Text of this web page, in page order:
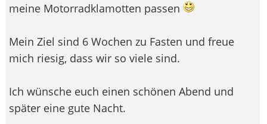
meine Motorradklamotten passen
Mein Ziel sind 6 Wochen zu Fasten und freue
mich riesig, dass wir so viele sind.
Ich wünsche euch einen schönen Abend und
später eine gute Nacht.